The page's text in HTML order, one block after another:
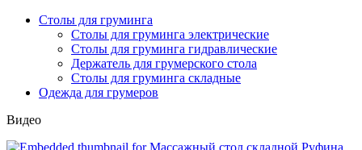
Столы для груминга
Столы для груминга электрические
Столы для груминга гидравлические
Держатель для грумерского стола
Столы для груминга складные
Одежда для грумеров
Видео